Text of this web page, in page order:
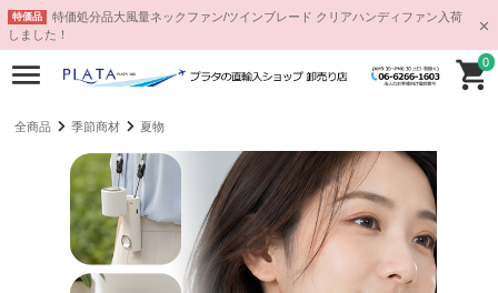
特価品
特価処分品大風量ネックファン/ツインブレード クリアハンディファン入荷
しました！
0
全商品 季節商材 夏物